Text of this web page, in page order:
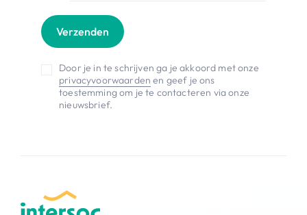
Verzenden
Door je in te schrijven ga je akkoord met onze
privacyvoorwaarden en geef je ons
toestemming om je te contacteren via onze
nieuwsbrief.